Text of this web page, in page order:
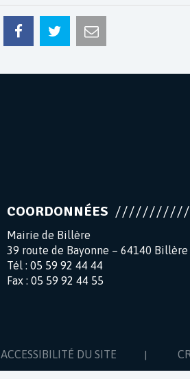
COORDONNÉES
Mairie de Billère
39 route de Bayonne – 64140 Billère
Tél : 05 59 92 44 44
Fax : 05 59 92 44 55
ACCESSIBILITÉ DU SITE